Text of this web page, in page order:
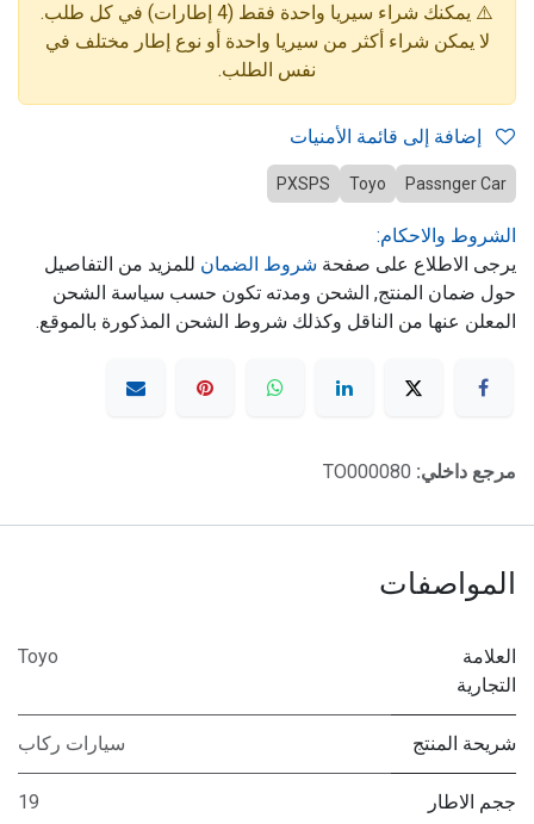
⚠️ يمكنك شراء سيريا واحدة فقط (4 إطارات) في كل طلب.
لا يمكن شراء أكثر من سيريا واحدة أو نوع إطار مختلف في
نفس الطلب.
Passnger Car
Toyo
PXSPS
الشروط والاحكام:
يرجى الاطلاع على صفحة شروط الضمان للمزيد من التفاصيل
حول ضمان المنتج, الشحن ومدته تكون حسب سياسة الشحن
المعلن عنها من الناقل وكذلك شروط الشحن المذكورة بالموقع.
مرجع داخلي: TO000080
المواصفات
العلامة
التجارية
Toyo
شريحة المنتج سيارات ركاب
ججم الاطار 19